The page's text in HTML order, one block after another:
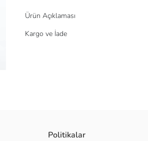
Ürün Açıklaması
Kargo ve İade
Politikalar